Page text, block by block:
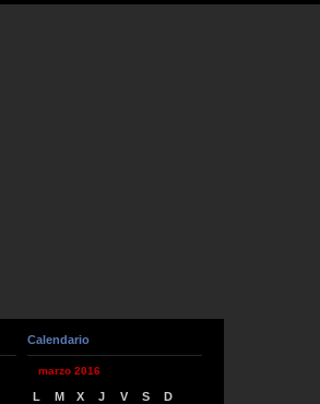
Calendario
marzo 2016
L M X J V S D